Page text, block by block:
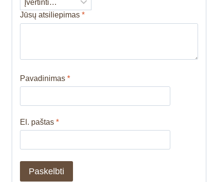
Jūsų atsiliepimas *
Pavadinimas *
El. paštas *